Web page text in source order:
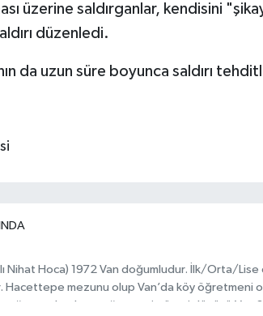
üzerine saldırganlar, kendisini
düzenledi.
da uzun süre boyunca saldırı
Nihat Hoca) 1972 Van doğumludur. İlk/Orta/Lise
Hacettepe mezunu olup Van’da köy öğretmeni
olarak yaptığı vatani görevi dönüşü Van